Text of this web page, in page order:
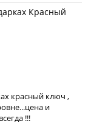
красный ключ ,
и
!!!